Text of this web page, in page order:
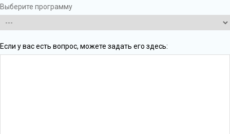
Выберите программу
Если у вас есть вопрос, можете задать его здесь: